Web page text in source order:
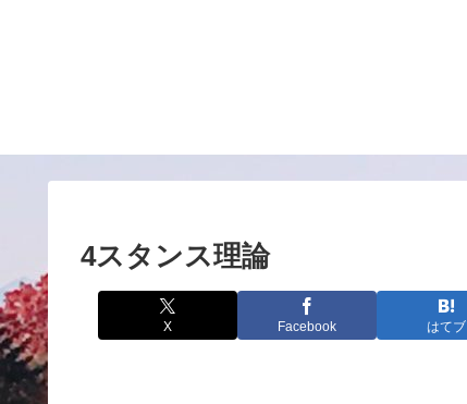
4スタンス理論
X Facebook はてブ